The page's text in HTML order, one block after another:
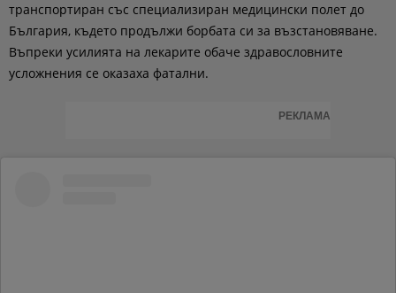
транспортиран със специализиран медицински полет до
България, където продължи борбата си за възстановяване.
Въпреки усилията на лекарите обаче здравословните
усложнения се оказаха фатални.
РЕКЛАМА